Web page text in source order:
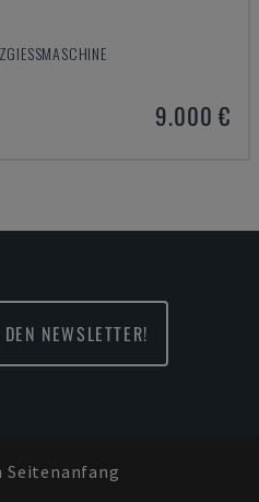
9.000 €
NEWSLETTER!
Seitenanfang